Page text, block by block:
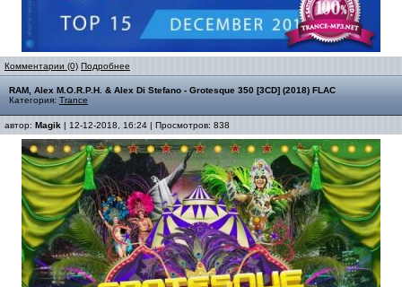
Комментарии (0) Подробнее
RAM, Alex M.O.R.P.H. & Alex Di Stefano - Grotesque 350 [3CD] (2018) FLAC
Категория: Trance
автор: Magik | 12-12-2018, 16:24 | Просмотров: 838